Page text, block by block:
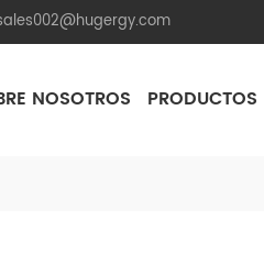
NOSOTROS PRODUCTOS